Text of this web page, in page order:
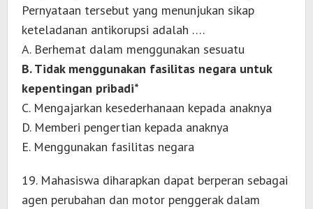
Pernyataan tersebut yang menunjukan sikap
keteladanan antikorupsi adalah ….
A. Berhemat dalam menggunakan sesuatu
B. Tidak menggunakan fasilitas negara untuk
kepentingan pribadi*
C. Mengajarkan kesederhanaan kepada anaknya
D. Memberi pengertian kepada anaknya
E. Menggunakan fasilitas negara
19. Mahasiswa diharapkan dapat berperan sebagai
agen perubahan dan motor penggerak dalam